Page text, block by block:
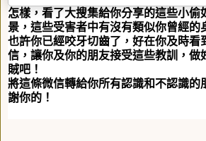
怎樣，看了大搜集給你分享的這些小偷
景，這些受害者中有沒有類似你曾經的
也許你已經咬牙切齒了，好在你及時看
信，讓你及你的朋友接受這些教訓，做
賊吧！
將這條微信轉給你所有認識和不認識的
謝你的！